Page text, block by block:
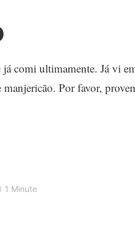
já comi ultimamente. Já vi
Por favor,
1 Minute